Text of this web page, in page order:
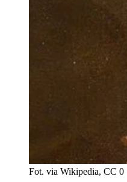
Fot. via Wikipedia, CC 0